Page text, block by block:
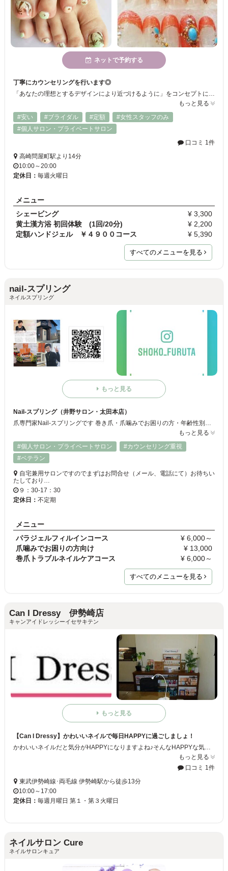
ネットで予約する
丁寧にカウンセリングを行います◎
「あなたの理想とするデザインにより近づけるように」をコンセプトに、様々な要望を丁寧にカウンセリングいたします◎皆さまのご来店心よりお待ちしております☆ミ
もっと見る
#安い
#ブライダル #定額
#女性スタッフのみ
#個人サロン・プライベートサロン
口コミ 1件
高崎問屋町駅より14分
10:00～20:00
定休日： 毎週火曜日
メニュー
シェービング
¥ 3,300
黄土漢方浴 初回体験 (1回/20分)
¥ 2,200
定額ハンドジェル ￥４９００コース
¥ 5,390
すべてのメニューを見る
nail-スプリング
ネイルスプリング
もっと見る
Nail-スプリング（井野サロン・太田本店）
爪専門家Nail-スプリングです 巻き爪・爪噛みでお困りの方・年齢性別問わずリピーター様多数！ 完全ご予約制となります ※JNA認定講師、NAILtrimエデュケーター在籍サロン
もっと見る
#個人サロン・プライベートサロン
#カウンセリング重視
#ベテラン
自宅兼用サロンですのでまずはお問合せ（メール、電話にて）お待ちい
たしており…
９：30-17：30
定休日： 不定期
メニュー
パラジェルフィルインコース
¥ 6,000～
爪噛みでお困りの方向け
¥ 13,000
巻爪トラブルネイルケアコース
¥ 6,000～
すべてのメニューを見る
Can I Dressy 伊勢崎店
キャンアイドレッシーイセサキテン
もっと見る
【Can I Dressy】かわいいネイルで毎日HAPPYに過ごしましょ！
かわいいネイルだと気分がHAPPYになりますよね♪そんなHAPPYな気分でいつもいつまでもいてほしい！気軽にネイルサロンに通ってほしい！という思いからリーズナブルな価格で提供しております☆
もっと見る
口コミ 1件
東武伊勢崎線･両毛線 伊勢崎駅から徒歩13分
10:00～17:00
定休日： 毎週月曜日 第１・第３火曜日
ネイルサロン Cure
ネイルサロンキュア